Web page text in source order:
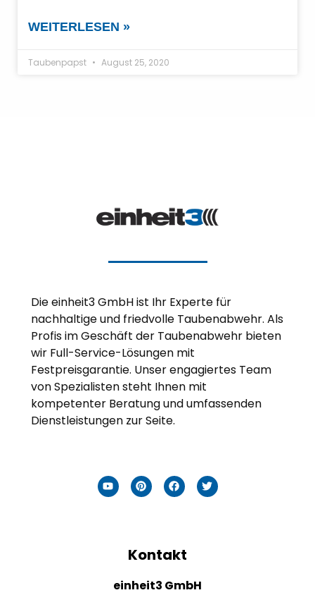
WEITERLESEN »
Taubenpapst August 25, 2020
Die einheit3 GmbH ist Ihr Experte für
nachhaltige und friedvolle Taubenabwehr. Als
Profis im Geschäft der Taubenabwehr bieten
wir Full-Service-Lösungen mit
Festpreisgarantie. Unser engagiertes Team
von Spezialisten steht Ihnen mit
kompetenter Beratung und umfassenden
Dienstleistungen zur Seite.
Kontakt
einheit3 GmbH